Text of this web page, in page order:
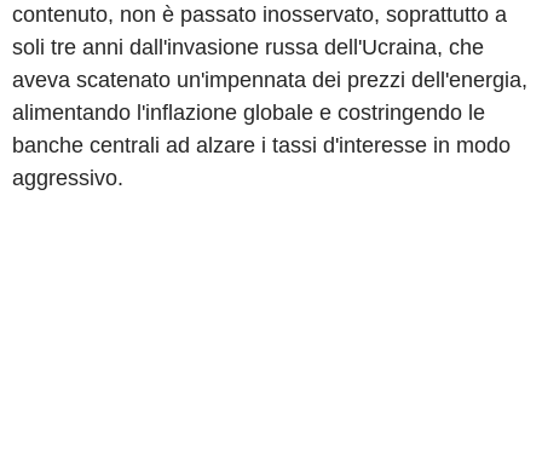
contenuto, non è passato inosservato, soprattutto a
soli tre anni dall'invasione russa dell'Ucraina, che
aveva scatenato un'impennata dei prezzi dell'energia,
alimentando l'inflazione globale e costringendo le
banche centrali ad alzare i tassi d'interesse in modo
aggressivo.